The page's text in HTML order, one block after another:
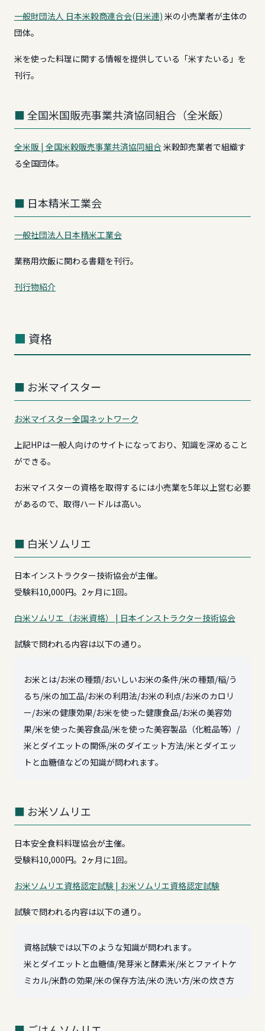
一般財団法人 日本米穀商連合会(日米連) 米の小売業者が主体の
団体。
米を使った料理に関する情報を提供している「米すたいる」を
刊行。
全国米国販売事業共済協同組合（全米飯）
全米販 | 全国米穀販売事業共済協同組合米穀卸売業者で組織す
る全国団体。
日本精米工業会
一般社団法人日本精米工業会
業務用炊飯に関わる書籍を刊行。
刊行物紹介
資格
お米マイスター
お米マイスター全国ネットワーク
上記HPは一般人向けのサイトになっており、知識を深めること
ができる。
お米マイスターの資格を取得するには小売業を5年以上営む必要
があるので、取得ハードルは高い。
白米ソムリエ
日本インストラクター技術協会が主催。
受験料10,000円。2ヶ月に1回。
白米ソムリエ（お米資格） | 日本インストラクター技術協会
試験で問われる内容は以下の通り。
お米とは/お米の種類/おいしいお米の条件/米の種類/稲/う
るち/米の加工品/お米の利用法/お米の利点/お米のカロリ
ー/お米の健康効果/お米を使った健康食品/お米の美容効
果/米を使った美容食品/米を使った美容製品（化粧品等）/
米とダイエットの関係/米のダイエット方法/米とダイエッ
トと血糖値などの知識が問われます。
お米ソムリエ
日本安全食料料理協会が主催。
受験料10,000円。2ヶ月に1回。
お米ソムリエ資格認定試験 | お米ソムリエ資格認定試験
試験で問われる内容は以下の通り。
資格試験では以下のような知識が問われます。
米とダイエットと血糖値/発芽米と酵素米/米とファイトケ
ミカル/米酢の効果/米の保存方法/米の洗い方/米の炊き方